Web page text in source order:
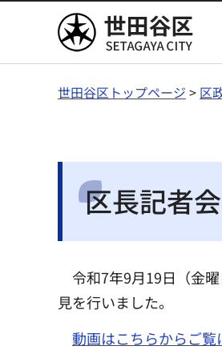
世田谷区
世田谷区トップページ > 区
区長記者
令和7年9月19日（金
見を行いました。
動画はこちらからご覧